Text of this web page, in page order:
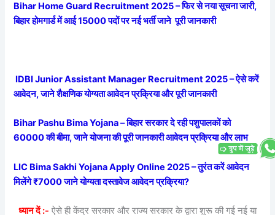
Bihar Home Guard Recruitment 2025 – फिर से नया सूचना जारी,
बिहार होमगार्ड में आई 15000 पदों पर नई भर्ती जाने पूरी जानकारी
IDBI Junior Assistant Manager Recruitment 2025 – ऐसे करें
आवेदन, जाने शैक्षणिक योग्यता आवेदन प्रक्रिया और पूरी जानकारी
Bihar Pashu Bima Yojana – बिहार सरकार दे रही पशुपालकों को
60000 की बीमा, जाने योजना की पूरी जानकारी आवेदन प्रक्रिया और लाभ
LIC Bima Sakhi Yojana Apply Online 2025 – तुरंत करें आवेदन
मिलेंगे ₹7000 जाने योग्यता दस्तावेज आवेदन प्रक्रिया?
ध्यान दें :- ऐसे ही केंद्र सरकार और राज्य सरकार के द्वारा शुरू की गई नई या